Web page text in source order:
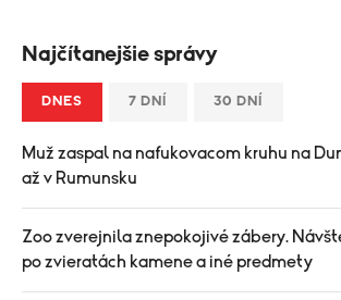
Najčítanejšie správy
DNES 7 DNÍ 30 DNÍ
Muž zaspal na nafukovacom kruhu na
až v Rumunsku
Zoo zverejnila znepokojivé zábery.
po zvieratách kamene a iné predmety